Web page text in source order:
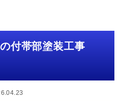
付帯部塗装工事